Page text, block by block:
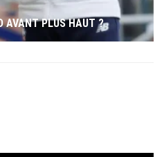
AVANT PLUS HAUT ?